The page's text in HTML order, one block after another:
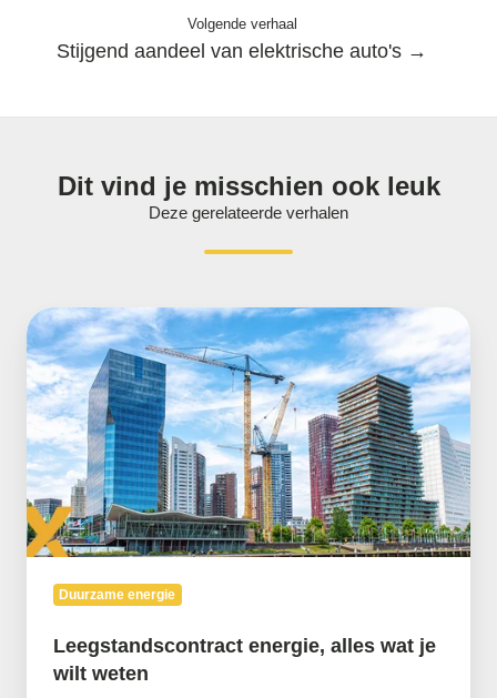
Volgende verhaal
Stijgend aandeel van elektrische auto's →
Dit vind je misschien ook leuk
Deze gerelateerde verhalen
Leegstandscontract
energie,
alles
wat
je
wilt
weten
Duurzame energie
Leegstandscontract energie, alles wat je
wilt weten